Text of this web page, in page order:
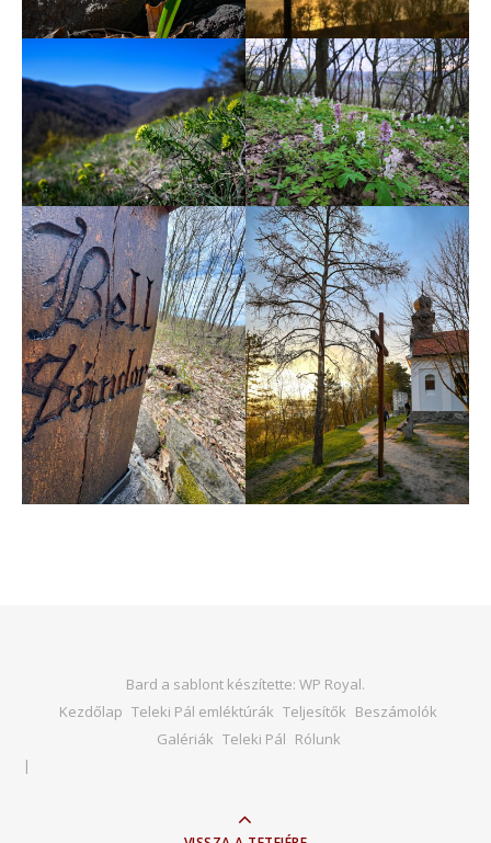
Bard a sablont készítette: WP Royal.
Kezdőlap Teleki Pál emléktúrák Teljesítők Beszámolók
Galériák Teleki Pál Rólunk